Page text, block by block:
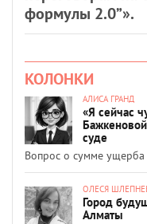
формулы 2.0”».
КОЛОНКИ
АЛИСА ГРАНД
«Я сейчас
суде
Вопрос о сумме ущерба
ОЛЕСЯ
Город
Алматы